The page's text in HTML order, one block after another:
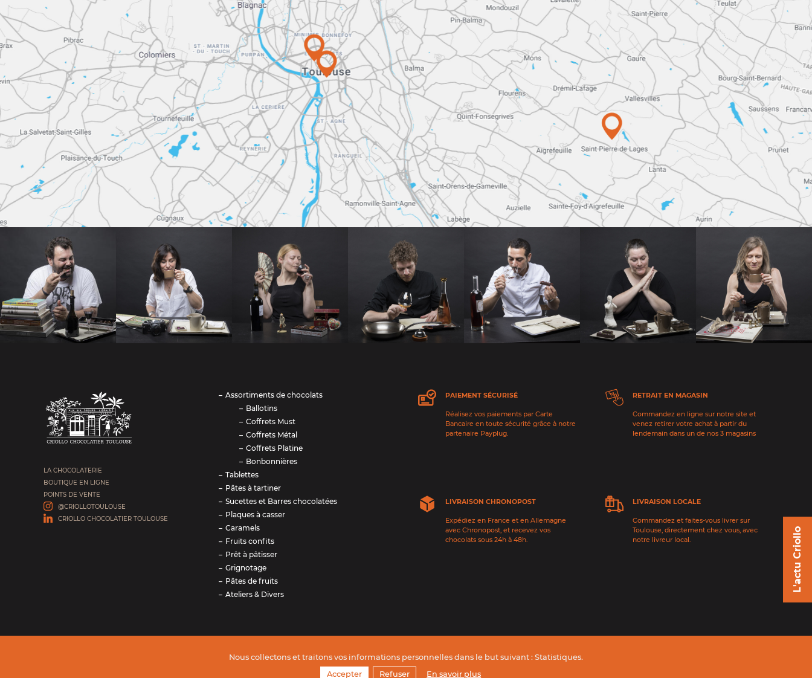
Nous collectons et traitons vos informations personnelles dans le but suivant : Statistiques.
Accepter
Refuser En savoir plus
L'actu Criollo
LA CHOCOLATERIE
BOUTIQUE EN LIGNE
POINTS DE VENTE
@CRIOLLOTOULOUSE
CRIOLLO CHOCOLATIER TOULOUSE
Assortiments de chocolats
Ballotins
Coffrets Must
Coffrets Métal
Coffrets Platine
Bonbonnières
Tablettes
Pâtes à tartiner
Sucettes et Barres chocolatées
Plaques à casser
Caramels
Fruits confits
Prêt à pâtisser
Grignotage
Pâtes de fruits
Ateliers & Divers
PAIEMENT SÉCURISÉ
Réalisez vos paiements par Carte
Bancaire en toute sécurité grâce à notre
partenaire Payplug.
RETRAIT EN MAGASIN
Commandez en ligne sur notre site et
venez retirer votre achat à partir du
lendemain dans un de nos 3 magasins
LIVRAISON CHRONOPOST
Expédiez en France et en Allemagne
avec Chronopost, et recevez vos
chocolats sous 24h à 48h.
LIVRAISON LOCALE
Commandez et faites-vous livrer sur
Toulouse, directement chez vous, avec
notre livreur local.
Notre site de e-commerce s'inscrit dans le projet de transformation numérique de l'entreprise
Mentions légales